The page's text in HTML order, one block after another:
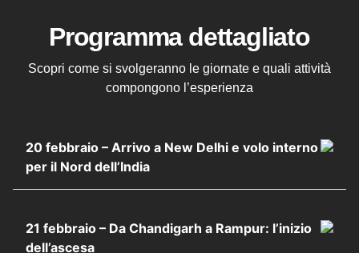
Programma dettagliato
Scopri come si svolgeranno le giornate e quali attività
compongono l’esperienza
20 febbraio – Arrivo a New Delhi e volo interno
per il Nord dell’India
21 febbraio – Da Chandigarh a Rampur: l’inizio
dell’ascesa